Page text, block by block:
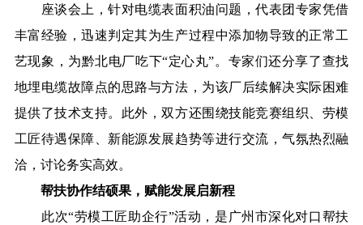
座谈会上，针对电缆表面积油问题，代表团专家凭借
丰富经验，迅速判定其为生产过程中添加物导致的正常工
艺现象，为黔北电厂吃下“定心丸”。专家们还分享了查找
地埋电缆故障点的思路与方法，为该厂后续解决实际困难
提供了技术支持。此外，双方还围绕技能竞赛组织、劳模
工匠待遇保障、新能源发展趋势等进行交流，气氛热烈融
洽，讨论务实高效。
帮扶协作结硕果，赋能发展启新程
此次“劳模工匠助企行”活动，是广州市深化对口帮扶